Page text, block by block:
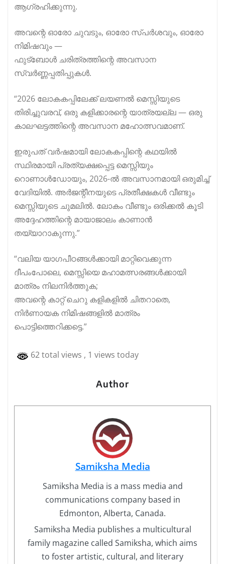
ആഗ്രഹിക്കുന്നു.
അവന്റെ ഓരോ ചുവടും, ഓരോ സ്പർശവും, ഓരോ
നിമിഷവും —
ഫുട്ബോൾ ചരിത്രത്തിന്റെ അവസാന
സ്വർണ്ണപ്പതിപ്പുകൾ.
“2026 ലോകകപ്പിലേക്ക് ലയണൽ മെസ്സിയുടെ
തിരിച്ചുവരവ്, ഒരു കളിക്കാരന്റെ യാത്രയല്ല — ഒരു
കാലഘട്ടത്തിന്റെ അവസാന മഹോത്സവമാണ്.
ഇരുപത് വർഷമായി ലോകകപ്പിന്റെ കഥയിൽ
സ്ഥിരമായി പ്രത്യക്ഷപ്പെട്ട മെസ്സിയും
റൊണാൾഡോയും, 2026-ൽ അവസാനമായി ഒരുമിച്ച്
വേദിയിൽ. അർജന്റീനയുടെ പ്രതീക്ഷകൾ വീണ്ടും
മെസ്സിയുടെ ചുമലിൽ. ലോകം വീണ്ടും ഒരിക്കൽ കൂടി
അദ്ദേഹത്തിന്റെ മായാജാലം കാണാൻ
തയ്യാറാകുന്നു.”
“വലിയ യാഗപീഠങ്ങൾക്കായി മാറ്റിവെക്കുന്ന
ദീപംപോലെ, മെസ്സിയെ മഹാമത്സരങ്ങൾക്കായി
മാത്രം നിലനിർത്തുക;
അവന്റെ കാറ്റ് ചെറു കളികളിൽ ചിതറാതെ,
നിർണായക നിമിഷങ്ങളിൽ മാത്രം
പൊട്ടിത്തെറിക്കട്ടെ.”
62 total views , 1 views today
Author
Samiksha Media
Samiksha Media is a mass media and
communications company based in
Edmonton, Alberta, Canada.
Samiksha Media publishes a multicultural
family magazine called Samiksha, which aims
to foster artistic, cultural, and literary